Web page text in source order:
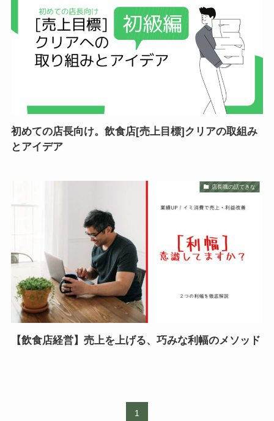
初めての店長向け。飲食店[売上目標]クリアの取組み
とアイデア
店長職の話てきな
【飲食店経営】売上を上げる、巧みな利幅のメソッド
1